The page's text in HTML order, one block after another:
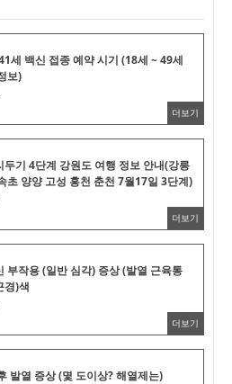
세 백신 접종 예약 시기 (18세 ~ 49세
보)
더보기
두기 4단계 강원도 여행 정보 안내(강릉
초 양양 고성 홍천 춘천 7월17일 3단계)
더보기
부작용 (일반 심각) 증상 (발열 근육통
경)색
더보기
발열 증상 (몇 도이상? 해열제는)